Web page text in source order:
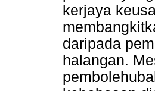
kerjaya
daripada
halangan.